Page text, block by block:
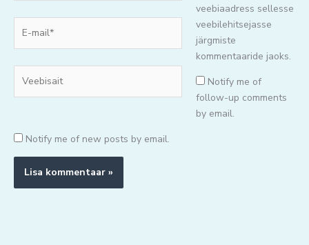
mail*
veebiaadress sellesse
veebilehitsejasse
järgmiste
kommentaaride jaoks.
Notify me of
follow-up comments
by email.
Notify me of new posts by email.